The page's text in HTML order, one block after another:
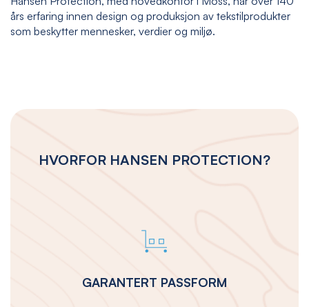
års erfaring innen design og produksjon av tekstilprodukter
som beskytter mennesker, verdier og miljø.
HVORFOR HANSEN PROTECTION?
GARANTERT PASSFORM